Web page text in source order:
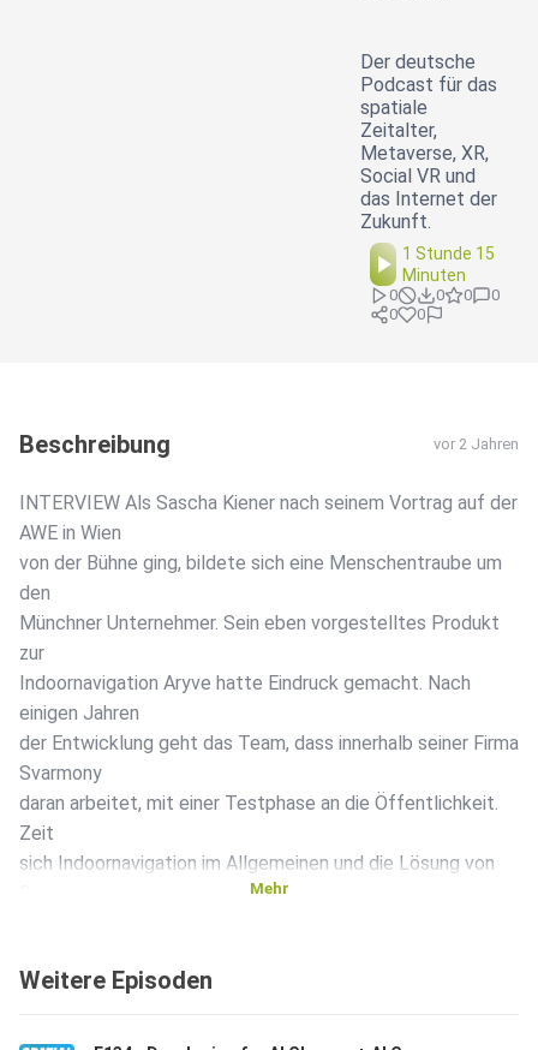
Der deutsche
Podcast für das
spatiale
Zeitalter,
Metaverse, XR,
Social VR und
das Internet der
Zukunft.
1 Stunde 15
Minuten
0 0 0
0
0
0
Beschreibung vor 2 Jahren
INTERVIEW Als Sascha Kiener nach seinem Vortrag auf der
AWE in Wien
von der Bühne ging, bildete sich eine Menschentraube um
den
Münchner Unternehmer. Sein eben vorgestelltes Produkt
zur
Indoornavigation Aryve hatte Eindruck gemacht. Nach
einigen Jahren
der Entwicklung geht das Team, dass innerhalb seiner Firma
Svarmony
daran arbeitet, mit einer Testphase an die Öffentlichkeit.
Zeit
sich Indoornavigation im Allgemeinen und die Lösung von
aktuellen Projekten zu erzählen. Als Mitarbeiter von Metaio
er mit uns seine Erfahrungen zur Übernahme durch Apple.
Mehr
Weitere Episoden